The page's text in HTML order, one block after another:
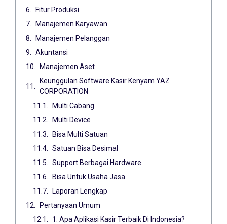
Fitur Produksi
Manajemen Karyawan
Manajemen Pelanggan
Akuntansi
Manajemen Aset
Keunggulan Software Kasir Kenyam YAZ
CORPORATION
Multi Cabang
Multi Device
Bisa Multi Satuan
Satuan Bisa Desimal
Support Berbagai Hardware
Bisa Untuk Usaha Jasa
Laporan Lengkap
Pertanyaan Umum
1. Apa Aplikasi Kasir Terbaik Di Indonesia?